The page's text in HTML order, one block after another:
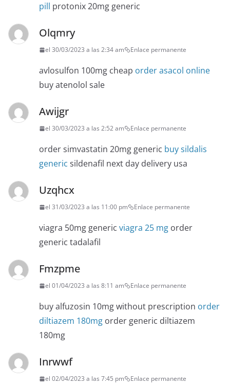
pill protonix 20mg generic
Olqmry
el 30/03/2023 a las 2:34 am Enlace permanente
avlosulfon 100mg cheap order asacol online
buy atenolol sale
Awijgr
el 30/03/2023 a las 2:52 am Enlace permanente
order simvastatin 20mg generic buy sildalis
generic sildenafil next day delivery usa
Uzqhcx
el 31/03/2023 a las 11:00 pm Enlace permanente
viagra 50mg generic viagra 25 mg order
generic tadalafil
Fmzpme
el 01/04/2023 a las 8:11 am Enlace permanente
buy alfuzosin 10mg without prescription order
diltiazem 180mg order generic diltiazem
180mg
Inrwwf
el 02/04/2023 a las 7:45 pm Enlace permanente